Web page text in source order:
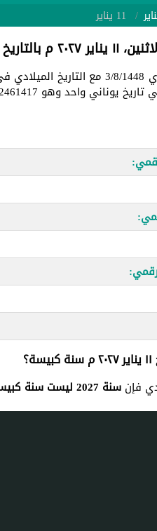
11 يناير
الهجري
في
يوناني واحد وهو 2461417.
فإن سنة 2027 ليست سنة كبيسة